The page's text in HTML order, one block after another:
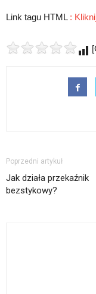
Link tagu HTML :
Poprzedni artykuł
Jak działa przekaźnik
bezstykowy?